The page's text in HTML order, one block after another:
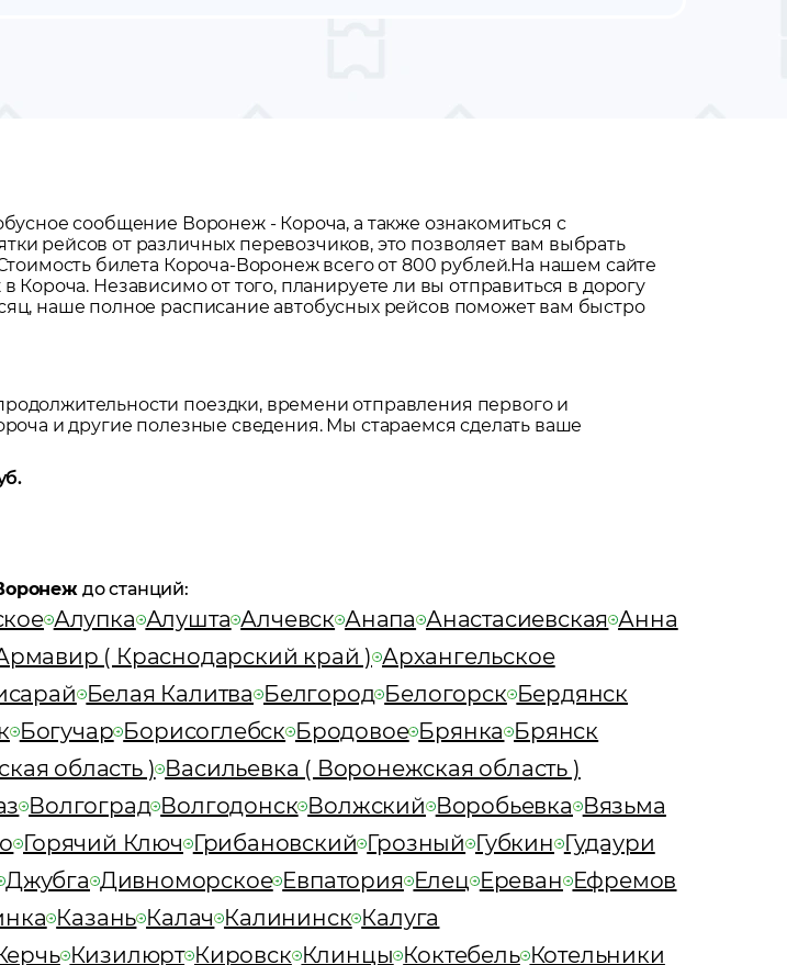
сообщение Воронеж- Короча, а также ознакомиться с
рейсов от различных перевозчиков, это позволяет вам выбрать
билета Короча-Воронеж всего от 800 рублей.На нашем сайте
в Короча. Независимо от того, планируете ли вы отправиться в дорогу
наше полное расписание автобусных рейсов поможет вам быстро
поездки, времени отправления первого и
и другие полезные сведения. Мы стараемся сделать ваше
до станций:
Алупка Алушта Алчевск Анапа Анастасиевская Анна
( Краснодарский край ) Архангельское
Белая Калитва Белгород Белогорск Бердянск
Богучар Борисоглебск Бродовое Брянка Брянск
область ) Васильевка ( Воронежская область )
Волгоград Волгодонск Волжский Воробьевка Вязьма
Горячий Ключ Грибановский Грозный Губкин Гудаури
Джубга Дивноморское Евпатория Елец Ереван Ефремов
Казань Калач Калининск Калуга
Кизилюрт Кировск Клинцы Коктебель Котельники